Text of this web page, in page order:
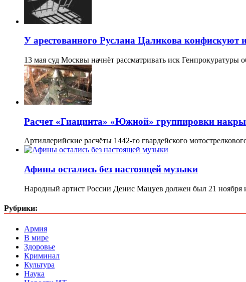
У арестованного Руслана Цаликова конфискуют
13 мая суд Москвы начнёт рассматривать иск Генпрокуратуры
Расчет «Гиацинта» «Южной» группировки
Артиллерийские расчёты 1442-го гвардейского
Афины остались без настоящей музыки
Народный артист России Денис Мацуев должен был 21
Рубрики:
Армия
В мире
Здоровье
Криминал
Культура
Наука